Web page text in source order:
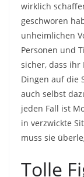
wirklich
geschworen
unheimlichen
Personen und
sicher, dass ihr
Dingen auf die
auch selbst
jeden Fall ist
in verzwickte
muss sie
Tolle